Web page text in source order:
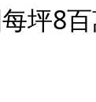
坪8